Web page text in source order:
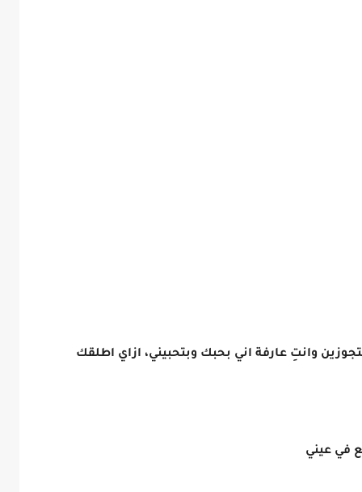
وانتِ عارفة اني بحبك وبتحبيني، ازاي اطلقك
في عيني